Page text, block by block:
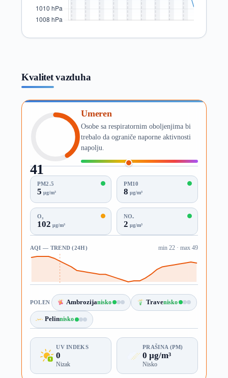
Kvalitet vazduha
41
AQI
Umeren
Osobe sa respiratornim oboljenjima bi
trebalo da ograniče naporne aktivnosti
napolju.
PM2.5
5 µg/m³
PM10
8 µg/m³
O₃
102 µg/m³
NO₂
2 µg/m³
AQI — TREND (24H) min 22 · max 49
POLEN Ambrozijanisko Travenisko
Pelinnisko
UV INDEKS
0
Nizak
PRAŠINA (PM)
0 µg/m³
Nisko